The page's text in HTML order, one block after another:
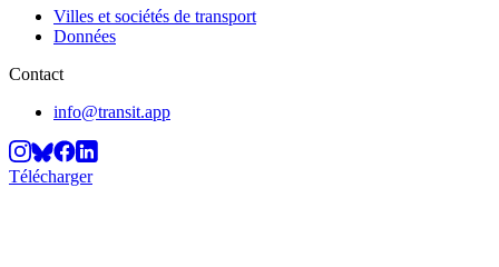
Villes et sociétés de transport
Données
Contact
info@transit.app
Télécharger